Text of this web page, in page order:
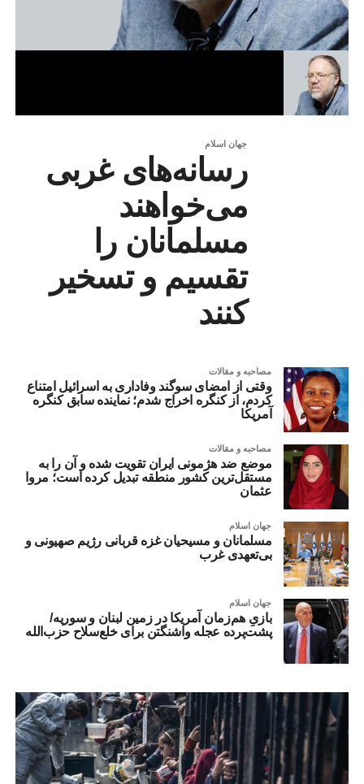
جهان اسلام
رسانه‌های غربی
می‌خواهند
مسلمانان را
تقسیم و تسخیر
کنند
مصاحبه و مقالات
وقتی از امضای سوگند وفاداری به اسرائیل امتناع
کردم، از کنگره اخراج شدم؛ نماینده سابق کنگره
آمریکا
مصاحبه و مقالات
موضع ضد هژمونی ایران تقویت شده و آن را به
مستقل‌ترین کشور منطقه تبدیل کرده است؛ مروا
عثمان
جهان اسلام
مسلمانان و مسیحیان غزه قربانی رژیم صهیونی و
بی‌تعهدی غرب
جهان اسلام
بازیِ هم‌زمان آمریکا در زمین لبنان و سوریه/
پشت‌پرده عجله واشنگتن برای خلع‌سلاح حزب‌الله